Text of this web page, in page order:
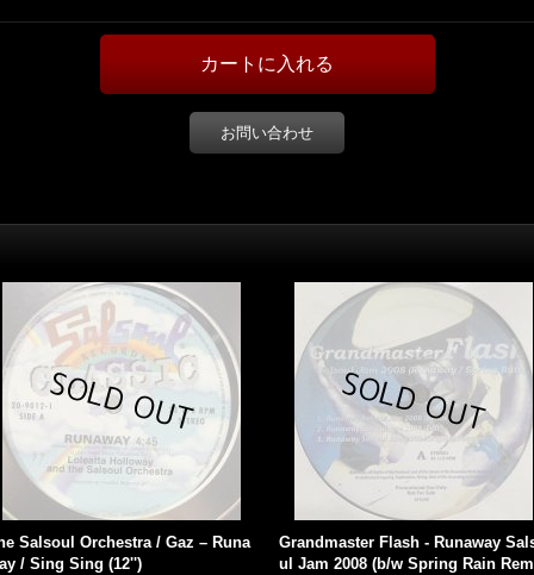
お問い合わせ
Salsoul Orchestra / Gaz – Runa
/ Sing Sing (12'')
Grandmaster Flash - Runaway
ul Jam 2008 (b/w Spring Rain